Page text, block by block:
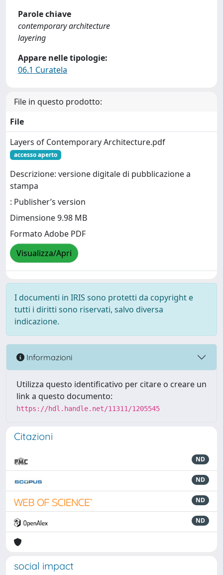
Parole chiave
contemporary architecture
layering
Appare nelle tipologie:
06.1 Curatela
File in questo prodotto:
File
Layers of Contemporary Architecture.pdf
accesso aperto
Descrizione: versione digitale di pubblicazione a
stampa
: Publisher’s version
Dimensione 9.98 MB
Formato Adobe PDF
Visualizza/Apri
I documenti in IRIS sono protetti da copyright e
tutti i diritti sono riservati, salvo diversa
indicazione.
Informazioni
Utilizza questo identificativo per citare o creare un
link a questo documento:
https://hdl.handle.net/11311/1205545
Citazioni
ND
ND
ND
ND
social impact